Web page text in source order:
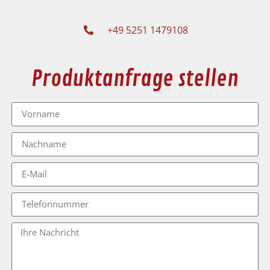
+49 5251 1479108
Produktanfrage stellen